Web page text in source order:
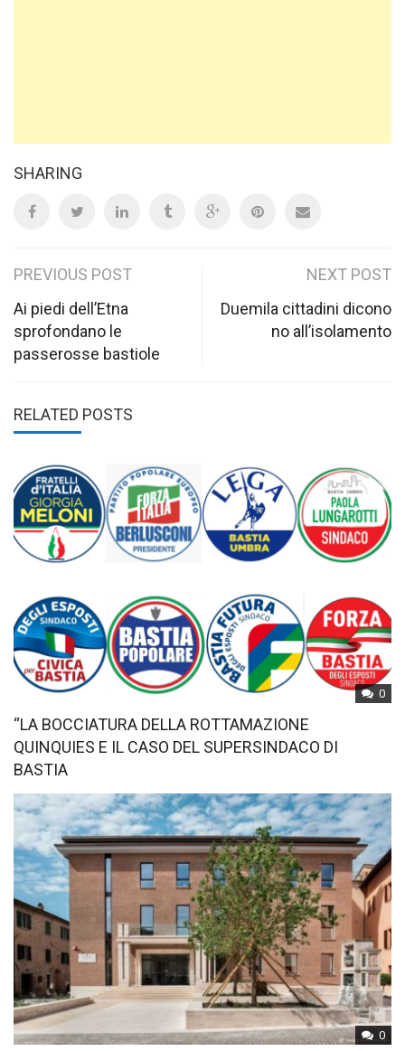
SHARING
Post
navigation
PREVIOUS POST
Ai piedi dell’Etna
sprofondano le
passerosse bastiole
NEXT POST
Duemila cittadini dicono
no all’isolamento
RELATED POSTS
0
“LA BOCCIATURA DELLA ROTTAMAZIONE
QUINQUIES E IL CASO DEL SUPERSINDACO DI
BASTIA
0